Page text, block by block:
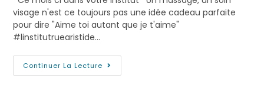
visage n'est ce toujours pas une idée cadeau parfaite
pour dire "Aime toi autant que je t'aime"
#linstitutruearistide…
Continuer La Lecture